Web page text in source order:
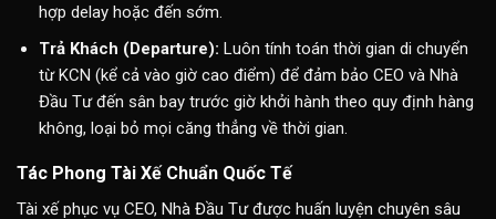
hợp delay hoặc đến sớm.
Trả Khách (Departure): Luôn tính toán thời gian di chuyển
từ KCN (kể cả vào giờ cao điểm) để đảm bảo CEO và Nhà
Đầu Tư đến sân bay trước giờ khởi hành theo quy định hàng
không, loại bỏ mọi căng thẳng về thời gian.
Tác Phong Tài Xế Chuẩn Quốc Tế
Tài xế phục vụ CEO, Nhà Đầu Tư được huấn luyện chuyên sâu